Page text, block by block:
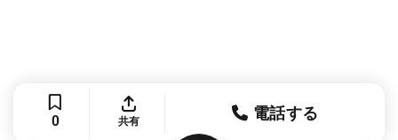
0 共有 電話する